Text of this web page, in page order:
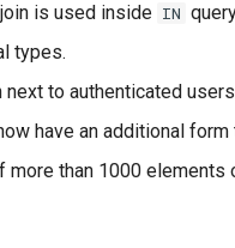
is used inside IN
types.
to authenticated
have an additional
more than 1000 elements